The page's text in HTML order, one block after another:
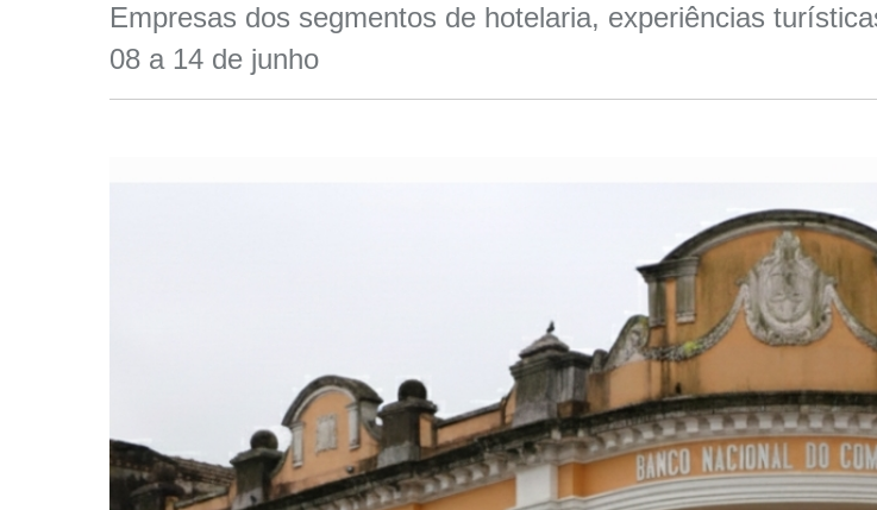
Empresas dos segmentos de hotelaria, experiências
08 a 14 de junho